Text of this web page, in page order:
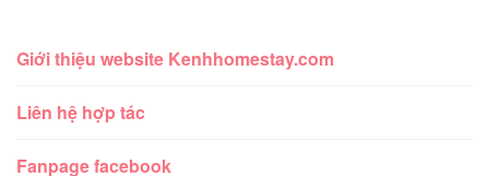
Giới thiệu website Kenhhomestay.com
Liên hệ hợp tác
Fanpage facebook